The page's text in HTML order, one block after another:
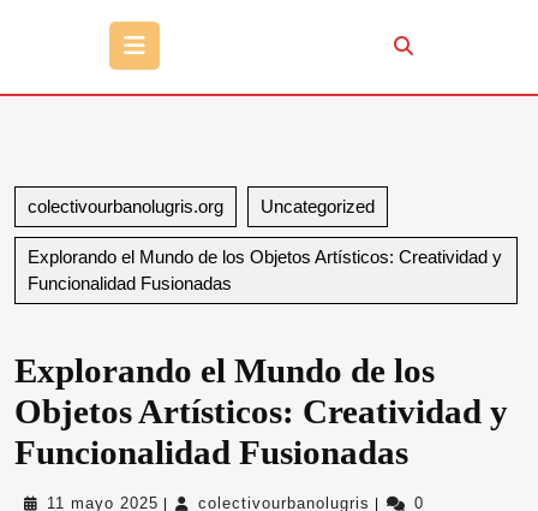
Botón
colectivourbanolugris.org Uncategorized
Explorando el Mundo de los Objetos Artísticos: Creatividad y
Funcionalidad Fusionadas
Explorando el Mundo de los
Objetos Artísticos: Creatividad y
Funcionalidad Fusionadas
11 mayo 2025 11
colectivourbanolugris
0